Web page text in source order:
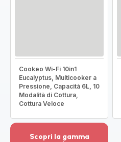
Cookeo Wi-Fi 10in1
Eucalyptus, Multicooker a
Pressione, Capacità 6L, 10
Modalità di Cottura,
Cottura Veloce
Scopri la gamma